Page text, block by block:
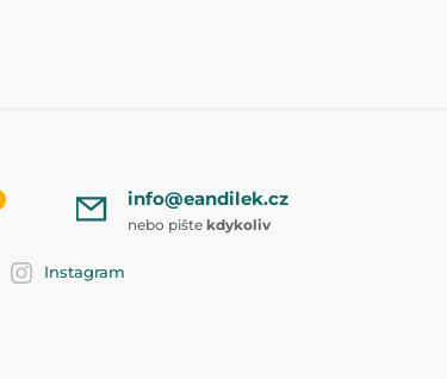
info@eandilek.cz
nebo pište kdykoliv
Instagram